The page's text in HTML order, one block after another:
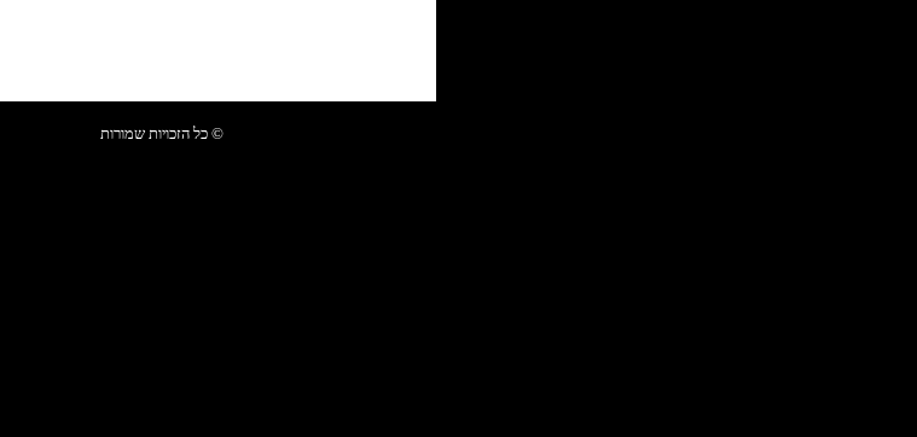
© כל הזכויות שמורות